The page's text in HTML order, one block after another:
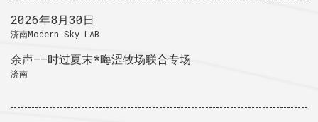
2026年8月30日
济南Modern Sky LAB
余声——时过夏末*晦涩牧场联合专场
济南